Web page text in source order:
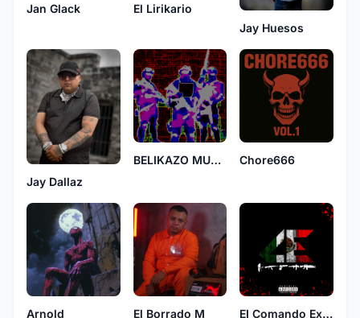
Jan Glack
El Lirikario
Jay Huesos
Jay Dallaz
BELIKAZO MUSIK Chore666
Arnold El Borrado M EI Comando Exclusivo